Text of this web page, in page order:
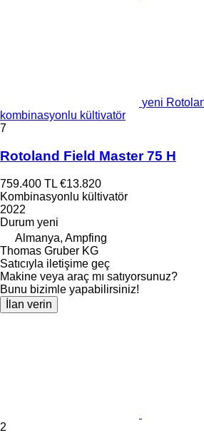
yeni
kombinasyonlu kültivatör
7
Rotoland Field Master 75 H
759.400 TL €13.820
Kombinasyonlu kültivatör
2022
Durum yeni
Almanya, Ampfing
Thomas Gruber KG
Satıcıyla iletişime geç
Makine veya araç mı satıyorsunuz?
Bunu bizimle yapabilirsiniz!
İlan verin
2